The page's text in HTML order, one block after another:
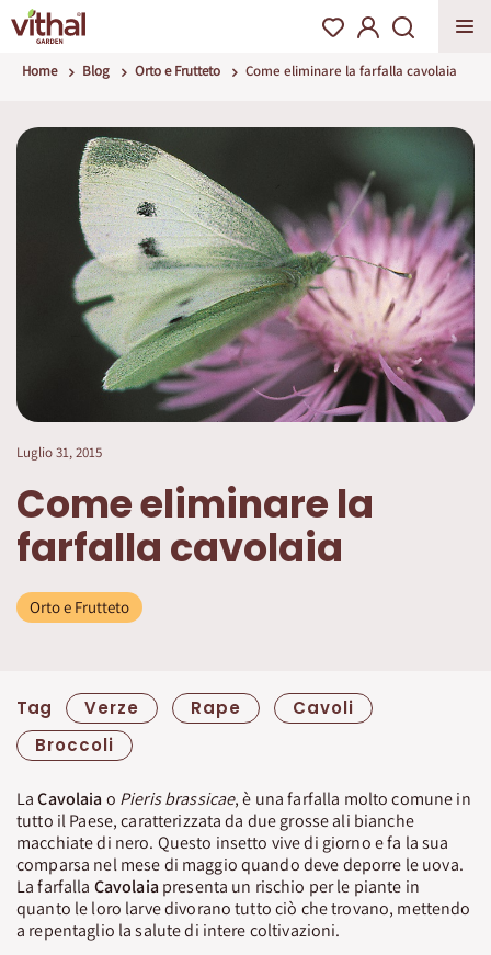
Home Blog Orto e Frutteto Come eliminare la farfalla cavolaia
Luglio 31, 2015
Come eliminare la
farfalla cavolaia
Orto e Frutteto
Tag Verze Rape
Cavoli
Broccoli
LaCavolaia o Pieris brassicae, è una farfalla molto comune in
tutto il Paese, caratterizzata da due grosse ali bianche
macchiate di nero. Questo insetto vive di giorno e fa la sua
comparsa nel mese di maggio quando deve deporre le uova.
La farfalla Cavolaia presenta un rischio per le piante in
quanto le loro larve divorano tutto ciò che trovano, mettendo
a repentaglio la salute di intere coltivazioni.